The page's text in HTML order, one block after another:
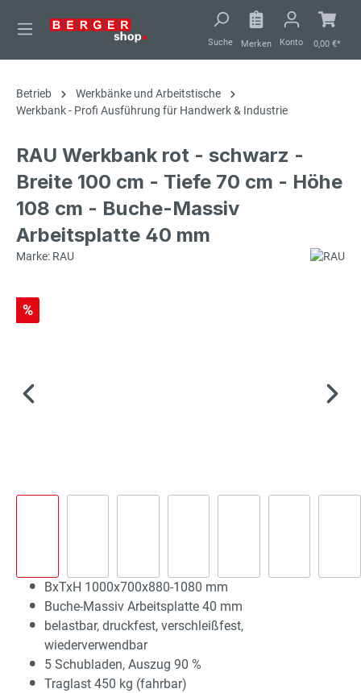
springen
Suche Merken Konto 0,00 €*
Betrieb
Werkbänke und Arbeitstische
Werkbank - Profi Ausführung für Handwerk & Industrie
RAU Werkbank rot - schwarz -
Breite 100 cm - Tiefe 70 cm - Höhe
108 cm - Buche-Massiv
Arbeitsplatte 40 mm
Marke: RAU
%
BxTxH 1000x700x880-1080 mm
Buche-Massiv Arbeitsplatte 40 mm
belastbar, druckfest, verschleißfest,
wiederverwendbar
5 Schubladen, Auszug 90 %
Traglast 450 kg (fahrbar)